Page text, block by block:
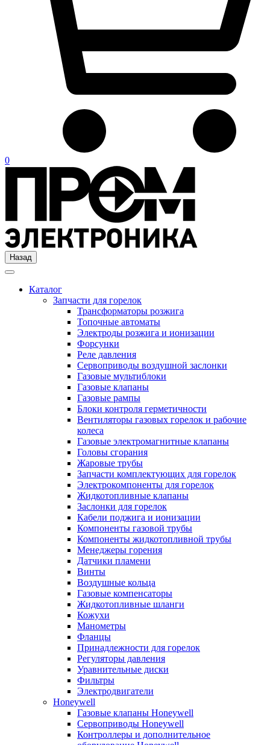
0
Назад
Каталог
Запчасти для горелок
Трансформаторы розжига
Топочные автоматы
Электроды розжига и ионизации
Форсунки
Реле давления
Сервоприводы воздушной заслонки
Газовые мультиблоки
Газовые клапаны
Газовые рампы
Блоки контроля герметичности
Вентиляторы газовых горелок и рабочие
колеса
Газовые электромагнитные клапаны
Головы сгорания
Жаровые трубы
Запчасти комплектующих для горелок
Электрокомпоненты для горелок
Жидкотопливные клапаны
Заслонки для горелок
Кабели поджига и ионизации
Компоненты газовой трубы
Компоненты жидкотопливной трубы
Менеджеры горения
Датчики пламени
Винты
Воздушные кольца
Газовые компенсаторы
Жидкотопливные шланги
Кожухи
Манометры
Фланцы
Принадлежности для горелок
Регуляторы давления
Уравнительные диски
Фильтры
Электродвигатели
Honeywell
Газовые клапаны Honeywell
Сервоприводы Honeywell
Контроллеры и дополнительное